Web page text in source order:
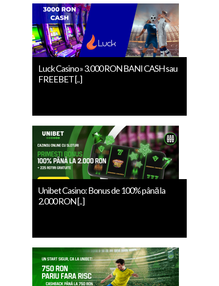
Luck Casino » 3.000 RON BANI CASH sau
FREEBET [..]
Unibet Casino: Bonus de 100% până la
2.000 RON [..]